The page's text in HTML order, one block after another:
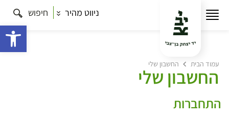
ניווט מהיר חיפוש
עמוד הבית החשבון שלי
החשבון שלי
התחברות